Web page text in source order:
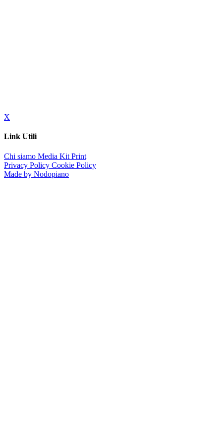
X
Link Utili
Chi siamo Media Kit Print
Privacy Policy Cookie Policy
Made by Nodopiano